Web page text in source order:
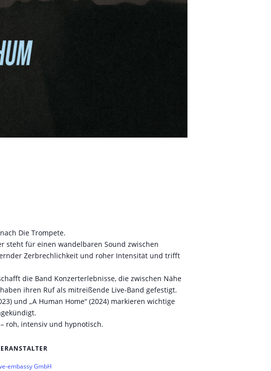
Die Trompete.
steht für einen wandelbaren Sound zwischen
Zerbrechlichkeit und roher Intensität und trifft
die Band Konzerterlebnisse, die zwischen Nähe
ihren Ruf als mitreißende Live-Band gefestigt.
und „A Human Home“ (2024) markieren wichtige
roh, intensiv und hypnotisch.
embassy GmbH